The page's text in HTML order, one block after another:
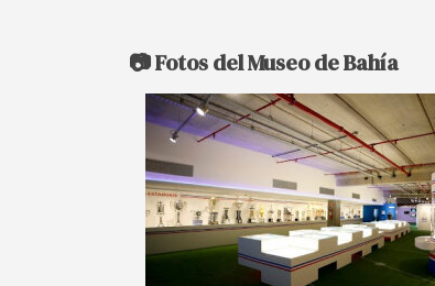
📷 Fotos del Museo de Bahía